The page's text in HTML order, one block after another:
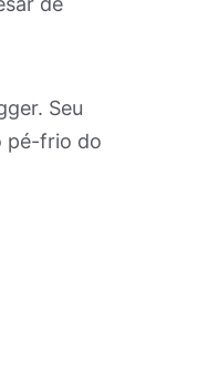
Seu
pé-frio do